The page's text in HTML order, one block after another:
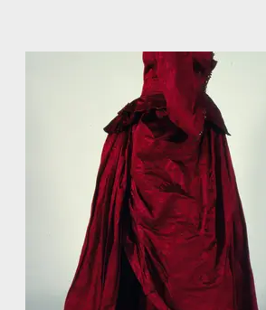
recente, surgindo apenas no início do
XX. Até então, era usado uma camisa
(semelhante a uma camisola) tanto por
como mulheres e depois o conjunto
mais anágua (bermudão) que no
mulheres era a base para os
modeladores e armações (crinolina,
afins).